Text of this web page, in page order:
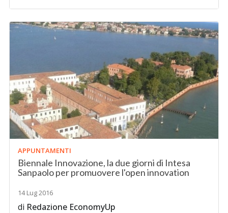
APPUNTAMENTI
Biennale Innovazione, la due giorni di Intesa
Sanpaolo per promuovere l'open innovation
14 Lug 2016
di Redazione EconomyUp